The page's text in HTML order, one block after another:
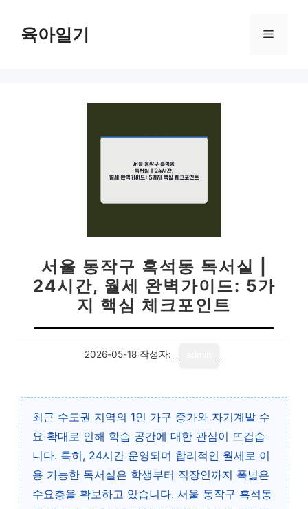
육아일기 메
서울 동작구 흑석동 독서실 |
24시간, 월세 완벽가이드: 5가
지 핵심 체크포인트
2026-05-18 작성자:
최근 수도권 지역의 1인 가구 증가와 자기계발 수
요 확대로 인해 학습 공간에 대한 관심이 뜨겁습
니다. 특히, 24시간 운영되며 합리적인 월세로 이
용 가능한 독서실은 학생부터 직장인까지 폭넓은
수요층을 확보하고 있습니다. 서울 동작구 흑석동